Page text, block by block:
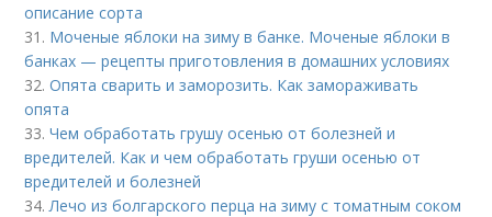
описание сорта
31. Моченые яблоки на зиму в банке. Моченые яблоки в
банках — рецепты приготовления в домашних условиях
32.Опята сварить и заморозить. Как замораживать
опята
33.Чем обработать грушу осенью от болезней и
вредителей. Как и чем обработать груши осенью от
вредителей и болезней
34. Лечо из болгарского перца на зиму с томатным соком